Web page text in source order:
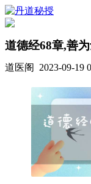
道德经68章,善
道医阁 2023-09-19